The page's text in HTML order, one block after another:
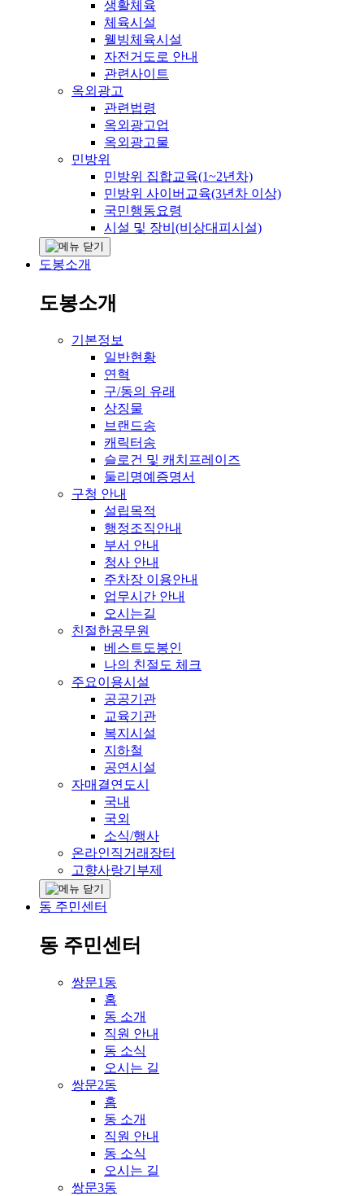
생활체육
체육시설
웰빙체육시설
자전거도로 안내
관련사이트
옥외광고
관련법령
옥외광고업
옥외광고물
민방위
민방위 집합교육(1~2년차)
민방위 사이버교육(3년차 이상)
국민행동요령
시설 및 장비(비상대피시설)
도봉소개
도봉소개
기본정보
일반현황
연혁
구/동의 유래
상징물
브랜드송
캐릭터송
슬로건 및 캐치프레이즈
둘리명예증명서
구청 안내
설립목적
행정조직안내
부서 안내
청사 안내
주차장 이용안내
업무시간 안내
오시는길
친절한공무원
베스트도봉인
나의 친절도 체크
주요이용시설
공공기관
교육기관
복지시설
지하철
공연시설
자매결연도시
국내
국외
소식/행사
온라인직거래장터
고향사랑기부제
동 주민센터
동 주민센터
쌍문1동
홈
동 소개
직원 안내
동 소식
오시는 길
쌍문2동
홈
동 소개
직원 안내
동 소식
오시는 길
쌍문3동